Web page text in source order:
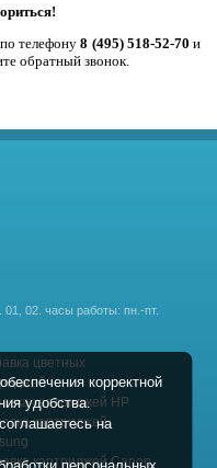
телефону8 (495) 518-52-70 и
обратный звонок.
01, 02. часы работы: пн.-пт.
цветных
картриджей HP
картриджей
картриджей Canon
корректной
удобства.
на
персональных